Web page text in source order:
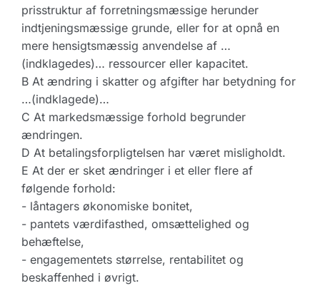
prisstruktur af forretningsmæssige herunder
indtjeningsmæssige grunde, eller for at opnå en
mere hensigtsmæssig anvendelse af …
(indklagedes)… ressourcer eller kapacitet.
B At ændring i skatter og afgifter har betydning for
…(indklagede)…
C At markedsmæssige forhold begrunder
ændringen.
D At betalingsforpligtelsen har været misligholdt.
E At der er sket ændringer i et eller flere af
følgende forhold:
- låntagers økonomiske bonitet,
- pantets værdifasthed, omsættelighed og
behæftelse,
- engagementets størrelse, rentabilitet og
beskaffenhed i øvrigt.